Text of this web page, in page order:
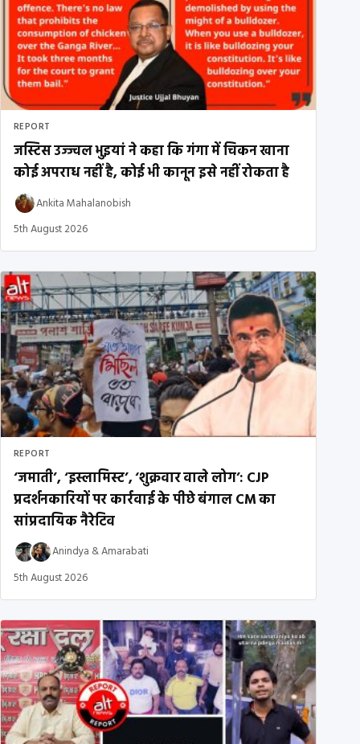
REPORT
जस्टिस उज्ज्वल भुइयां ने कहा कि गंगा में चिकन खाना
कोई अपराध नहीं है, कोई भी कानून इसे नहीं रोकता है
Ankita Mahalanobish
5th August 2026
REPORT
‘जमाती’, ‘इस्लामिस्ट’, ‘शुक्रवार वाले लोग’: CJP
प्रदर्शनकारियों पर कार्रवाई के पीछे बंगाल CM का
सांप्रदायिक नैरेटिव
Anindya &Amarabati
5th August 2026